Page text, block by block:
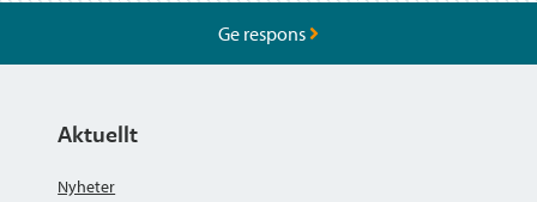
Ge respons
Aktuellt
Nyheter